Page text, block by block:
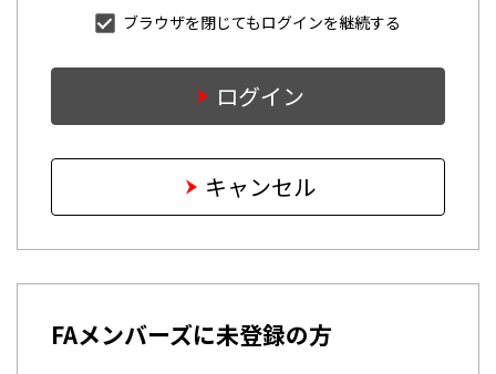
ブラウザを閉じてもログインを継続する
ログイン
キャンセル
FAメンバーズに未登録の方